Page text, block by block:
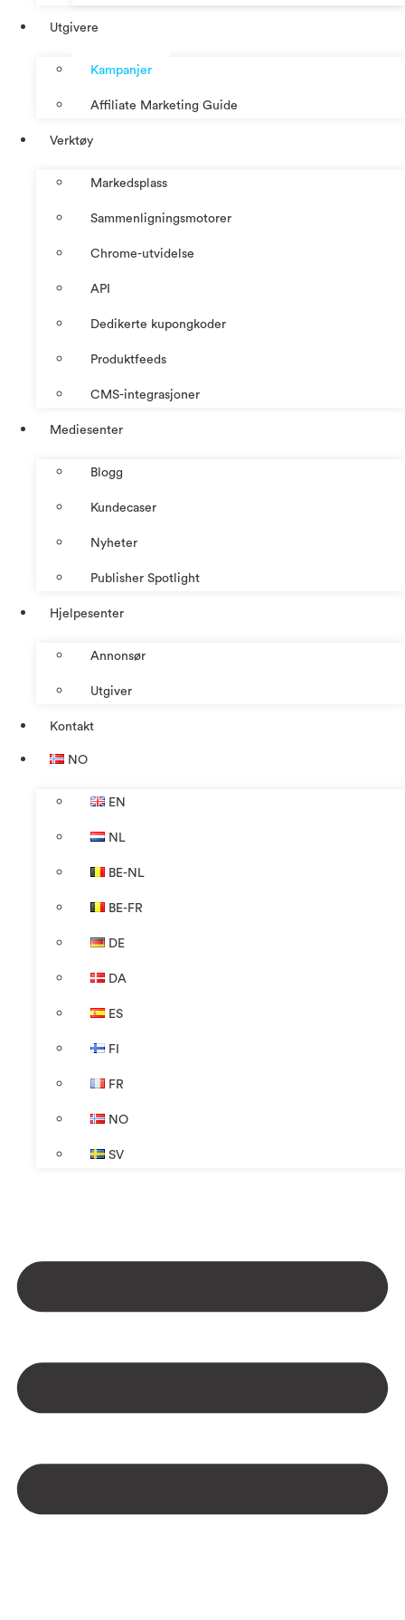
Utgivere
Kampanjer
Affiliate Marketing Guide
Verktøy
Markedsplass
Sammenligningsmotorer
Chrome-utvidelse
API
Dedikerte kupongkoder
Produktfeeds
CMS-integrasjoner
Mediesenter
Blogg
Kundecaser
Nyheter
Publisher Spotlight
Hjelpesenter
Annonsør
Utgiver
Kontakt
NO
EN
NL
BE-NL
BE-FR
DE
DA
ES
FI
FR
NO
SV